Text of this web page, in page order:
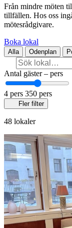
Från mindre möten
tillfällen. Hos oss
mötesrådgivare.
Boka lokal
Alla Odenplan
Antal gäster– pers
4 pers 350 pers
Fler filter
48 lokaler